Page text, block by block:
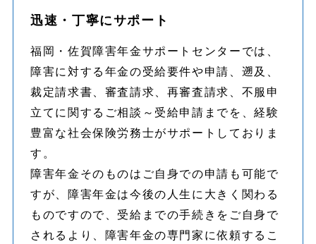
迅速・丁寧にサポート
福岡・佐賀障害年金サポートセンターでは、
障害に対する年金の受給要件や申請、遡及、
裁定請求書、審査請求、再審査請求、不服申
立てに関するご相談～受給申請までを、経験
豊富な社会保険労務士がサポートしておりま
す。
障害年金そのものはご自身での申請も可能で
すが、障害年金は今後の人生に大きく関わる
ものですので、受給までの手続きをご自身で
されるより、障害年金の専門家に依頼するこ